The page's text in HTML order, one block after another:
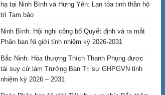
hạ tại Ninh Bình và Hưng Yên: Lan tỏa tinh thần hộ
trì Tam bảo
Ninh Bình: Hội nghị công bố Quyết định và ra mắt
Phân ban Ni giới tỉnh nhiệm kỳ 2026-2031
Bắc Ninh: Hòa thượng Thích Thanh Phụng được
tái suy cử làm Trưởng Ban Trị sự GHPGVN tỉnh
nhiệm kỳ 2026 – 2031